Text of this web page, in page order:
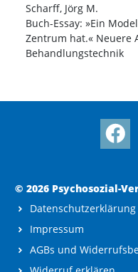
Scharff, Jörg M.
Buch-Essay: »Ein
Zentrum hat.« Neuere
Behandlungstechnik
© 2026 Psychosozial-
Datenschutzerklärung
Impressum
AGBs und